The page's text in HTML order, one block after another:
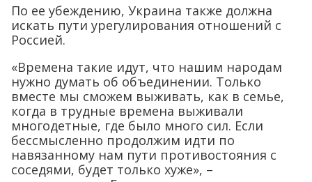
По ее убеждению, Украина также должна
искать пути урегулирования отношений с
Россией.
«Времена такие идут, что нашим народам
нужно думать об объединении. Только
вместе мы сможем выживать, как в семье,
когда в трудные времена выживали
многодетные, где было много сил. Если
бессмысленно продолжим идти по
навязанному нам пути противостояния с
соседями, будет только хуже», –